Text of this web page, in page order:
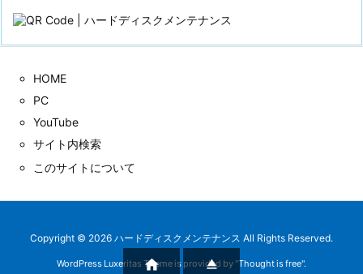
HOME
PC
YouTube
サイト内検索
このサイトについて
Copyright © 2026 ハードディスクメンテナンス All Rights Reserved.
WordPress Luxeritas Theme is provided by "Thought is free".
 